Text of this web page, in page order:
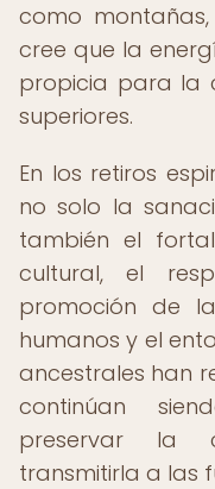
como
cree que la
propicia para la
superiores.
En los retiros
no solo la
también el
cultural, el
promoción de
humanos y el
ancestrales han
continúan
preservar la
transmitirla a las